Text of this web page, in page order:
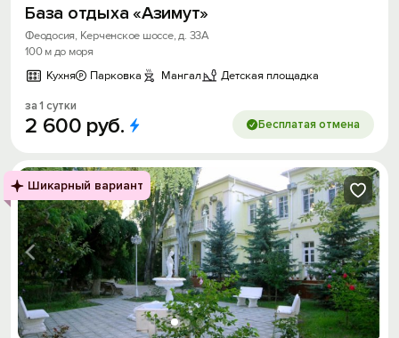
База отдыха «Азимут»
Феодосия, Керченское шоссе, д. 33А
100 м до моря
Кухня
Парковка Мангал Детская площадка
за 1 сутки
2 600 руб. Бесплатая отмена
Шикарный вариант